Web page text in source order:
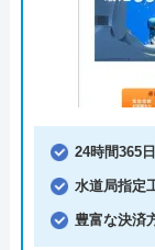
24時間365
水道局指定
豊富な決済